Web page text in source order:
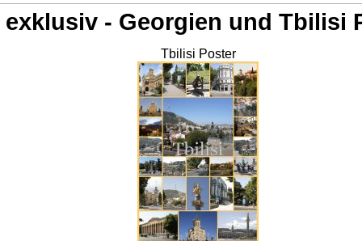
exklusiv - Georgien und Tbilisi
Tbilisi Poster